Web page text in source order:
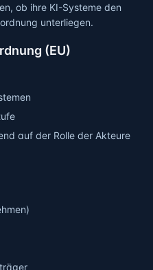
ob ihre KI-Systeme den
unterliegen.
(EU)
auf der Rolle der Akteure